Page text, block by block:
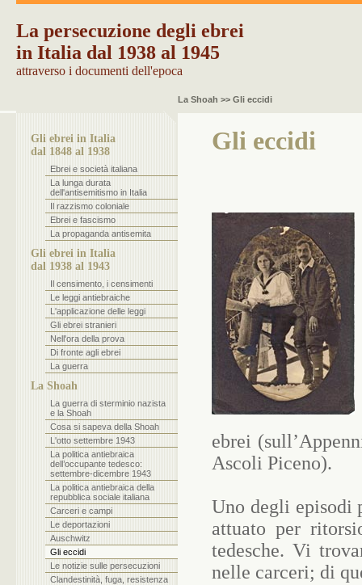
La persecuzione degli ebrei
in Italia dal 1938 al 1945
attraverso i documenti dell'epoca
La Shoah >> Gli eccidi
Gli eccidi
ebrei
Ascoli Piceno).
Uno degli
attuato per
tedesche. Vi
nelle carceri; di
Gli ebrei in Italia
dal 1848 al 1938
Ebrei e società italiana
La lunga durata
dell'antisemitismo in Italia
Il razzismo coloniale
Ebrei e fascismo
La propaganda antisemita
Gli ebrei in Italia
dal 1938 al 1943
Il censimento, i censimenti
Le leggi antiebraiche
L'applicazione delle leggi
Gli ebrei stranieri
Nell'ora della prova
Di fronte agli ebrei
La guerra
La Shoah
La guerra di sterminio nazista
e la Shoah
Cosa si sapeva della Shoah
L'otto settembre 1943
La politica antiebraica
dell’occupante tedesco:
settembre-dicembre 1943
La politica antiebraica della
repubblica sociale italiana
Carceri e campi
Le deportazioni
Auschwitz
Gli eccidi
Le notizie sulle persecuzioni
Clandestinità, fuga, resistenza